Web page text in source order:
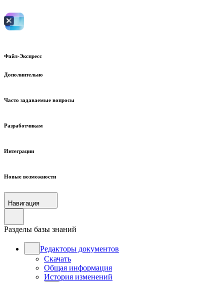
Файл-Экспресс
Дополнительно
Часто задаваемые вопросы
Разработчикам
Интеграции
Новые возможности
Навигация
Разделы базы знаний
Редакторы документов
Скачать
Общая информация
История изменений